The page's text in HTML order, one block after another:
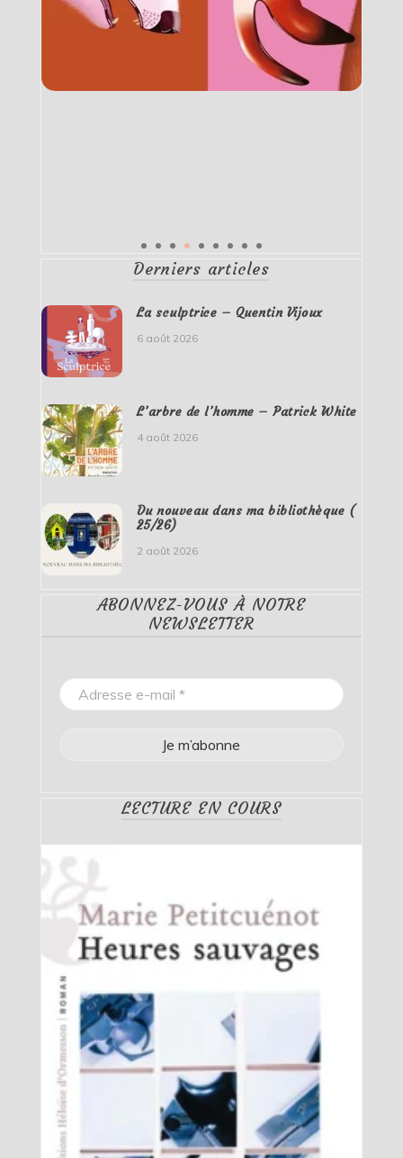
Derniers articles
La sculptrice – Quentin Vijoux
6 août 2026
L’arbre de l’homme – Patrick White
4 août 2026
Du nouveau dans ma bibliothèque (
25/26)
2 août 2026
ABONNEZ-VOUS À NOTRE
NEWSLETTER
LECTURE EN COURS